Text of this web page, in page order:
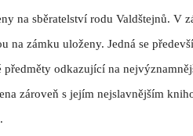
na sběratelství rodu Valdštejnů. V
na zámku uloženy. Jedná se
odkazující na
zároveň s jejím nejslavnějším